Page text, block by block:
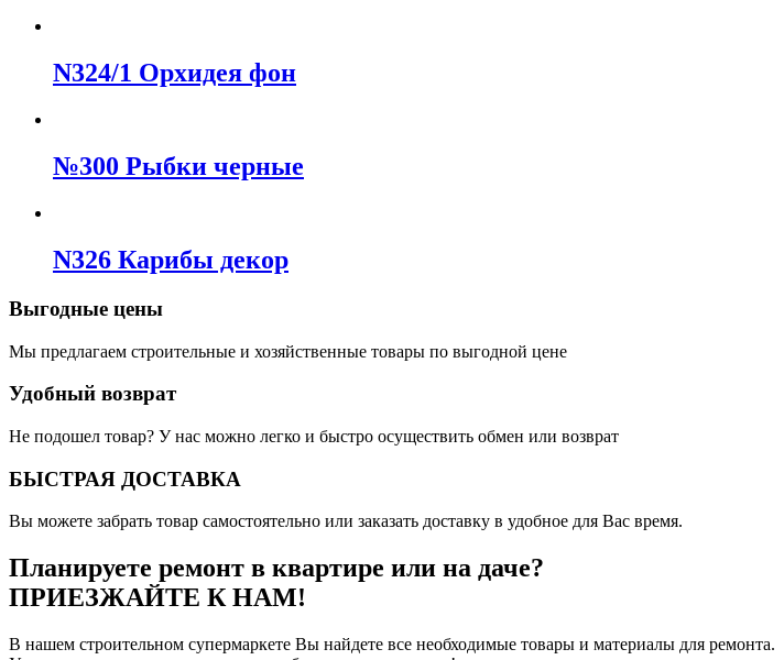
N324/1 Орхидея фон
№300 Рыбки черные
N326 Карибы декор
Выгодные цены
Мы предлагаем строительные и хозяйственные товары по выгодной цене
Удобный возврат
Не подошел товар? У нас можно легко и быстро осуществить обмен или возврат
БЫСТРАЯ ДОСТАВКА
Вы можете забрать товар самостоятельно или заказать доставку в удобное для Вас время.
Планируете ремонт в квартире или на даче?
ПРИЕЗЖАЙТЕ К НАМ!
В нашем строительном супермаркете Вы найдете все необходимые товары и материалы для ремонта.